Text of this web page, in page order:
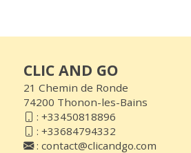
CLIC AND GO
21 Chemin de Ronde
74200 Thonon-les-Bains
: +33450818896
: +33684794332
: contact@clicandgo.com